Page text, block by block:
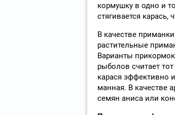
кормушку в одно и
стягивается
В качестве
растительные
Варианты
рыболов считает
карася эффективно
манная. В качестве
семян аниса или